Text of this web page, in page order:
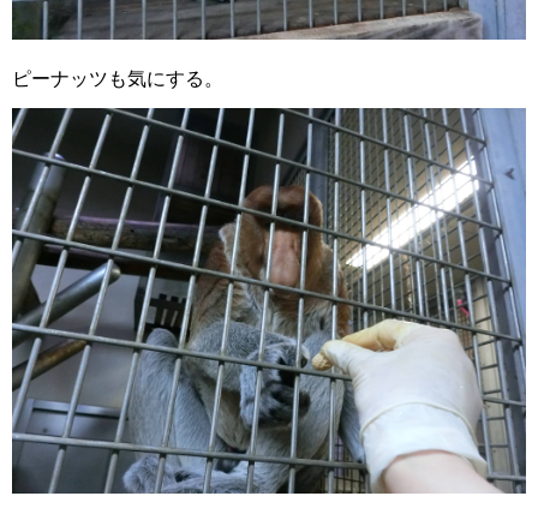
ピーナッツも気にする。